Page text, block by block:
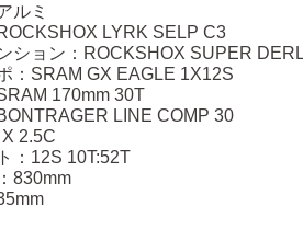
ルミ
LYRK SELP C3
ション：ROCKSHOX SUPER
：SRAM GX EAGLE 1X12S
170mm 30T
LINE COMP 30
2.5C
：12S 10T:52T
830mm